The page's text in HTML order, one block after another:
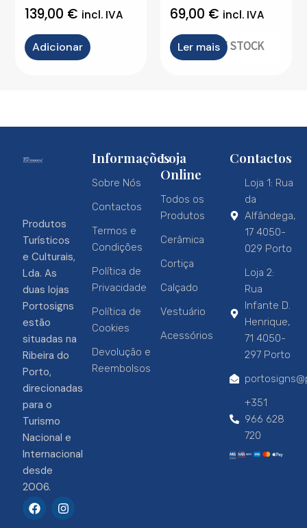
139,00 € incl. IVA
Adicionar OUT OF STOCK
69,00 € incl. IVA
Ler mais
Produtos
Turísticos
e Culturais,
Lda. As
duas lojas
Portosigns
estão
situadas na
Ribeira do
Porto,
direcionadas
para o
Turismo
Nacional e
Internacional
desde
2006.
F
a
I
n
Informações
Sobre Nós
Contactos
Termos e
Condições
Política de
Privacidade
Política de
Cookies
Devolução e
Reembolsos
Loja
Online
Todos os
Produtos
Cerâmica
Cortiça
Calçado
Vestuário
Acessórios
Contactos
Loja 1: Rua
da
Alfândega,
17 4050-
029 Porto
Loja 2:
Rua
Infante D.
Henrique,
71 4050-
297 Porto
+351
966 628
720